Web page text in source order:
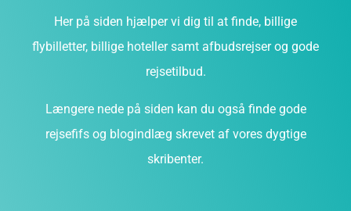
Her på siden hjælper vi dig til at finde, billige
flybilletter, billige hoteller samt afbudsrejser og gode
rejsetilbud.
Længere nede på siden kan du også finde gode
rejsefifs og blogindlæg skrevet af vores dygtige
skribenter.